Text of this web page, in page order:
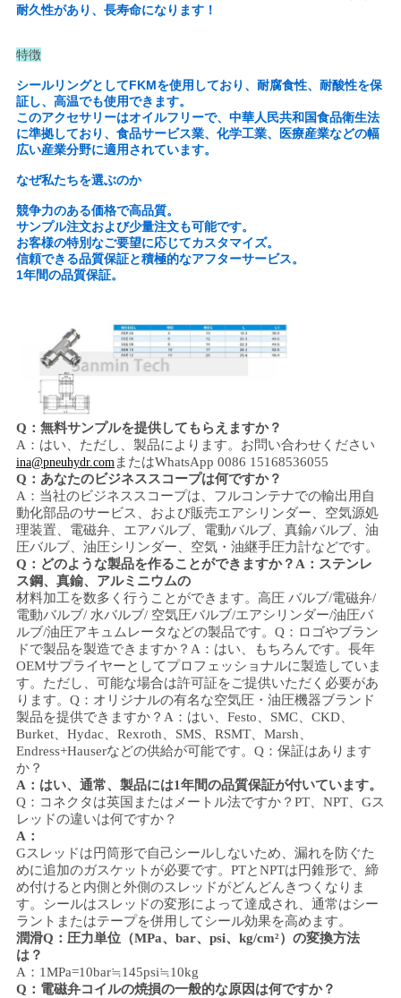
し
な
さ
い
地
図
バ
シ
ー
ポ
リ
シ
ー
耐久性があり、長寿命になります！
特徴
シールリングとしてFKMを使用しており、耐腐食性、耐酸性を保
証し、高温でも使用できます。
このアクセサリーはオイルフリーで、中華人民共和国食品衛生法
に準拠しており、食品サービス業、化学工業、医療産業などの幅
広い産業分野に適用されています。
なぜ私たちを選ぶのか
競争力のある価格で高品質。
サンプル注文および少量注文も可能です。
お客様の特別なご要望に応じてカスタマイズ。
信頼できる品質保証と積極的なアフターサービス。
1年間の品質保証。
Q：無料サンプルを提供してもらえますか？
A：はい、 ただし、製品によります。 お問い合わせください
ina@pneuhydr.com またはWhatsApp 0086 15168536055
Q：あなたのビジネススコープは何ですか？
A：当社のビジネススコープは、 フルコンテナでの輸出用自
動化部品のサービス、および販売エアシリンダー、空気源処
理装置、電磁弁、 エアバルブ、 電動バルブ、 真鍮バルブ、油
圧バルブ、油圧シリンダー、 空気・油継手圧力計などです。
Q：どのような製品を作ることができますか？ A：ステンレ
ス鋼、 真鍮、アルミニウムの
材料加工を数多く行うことができます。 高圧 バルブ/電磁弁/
電動バルブ/ 水バルブ/ 空気圧バルブ/エアシリンダー/油圧バ
ルブ/油圧アキュムレータなどの製品です。 Q：ロゴやブラン
ドで製品を製造できますか？ A：はい、もちろんです。長年
OEMサプライヤーとしてプロフェッショナルに製造していま
す。ただし、可能な場合は許可証をご提供いただく必要があ
ります。 Q：オリジナルの有名な空気圧・油圧機器ブランド
製品を提供できますか？ A：はい、Festo、SMC、CKD、
Burket、Hydac、Rexroth、SMS、RSMT、Marsh、
Endress+Hauserなどの供給が可能です。 Q：保証はあります
か？
A：はい、通常、製品には1年間の品質保証が付いています。
Q：コネクタは英国またはメートル法ですか？PT、NPT、Gス
レッドの違いは何ですか？
A：
Gスレッドは円筒形で自己シールしないため、漏れを防ぐた
めに追加のガスケットが必要です。PTとNPTは円錐形で、締
め付けると内側と外側のスレッドがどんどんきつくなりま
す。シールはスレッドの変形によって達成され、通常はシー
ラントまたはテープを併用してシール効果を高めます。
潤滑Q：圧力単位（MPa、bar、psi、kg/cm²）の変換方法
は？
A：1MPa=10bar≒145psi≒10kg
Q：電磁弁コイルの焼損の一般的な原因は何ですか？